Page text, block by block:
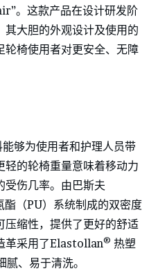
。这款产品在设计研发阶
大胆的外观设计及使用的
轮椅使用者对更安全、无障
够为使用者和护理人员带
轻的轮椅重量意味着移动力
受伤几率。由巴斯夫
酯（PU）系统制成的双密度
压缩性，提供了更好的舒适
革采用了Elastollan® 热塑
、易于清洗。